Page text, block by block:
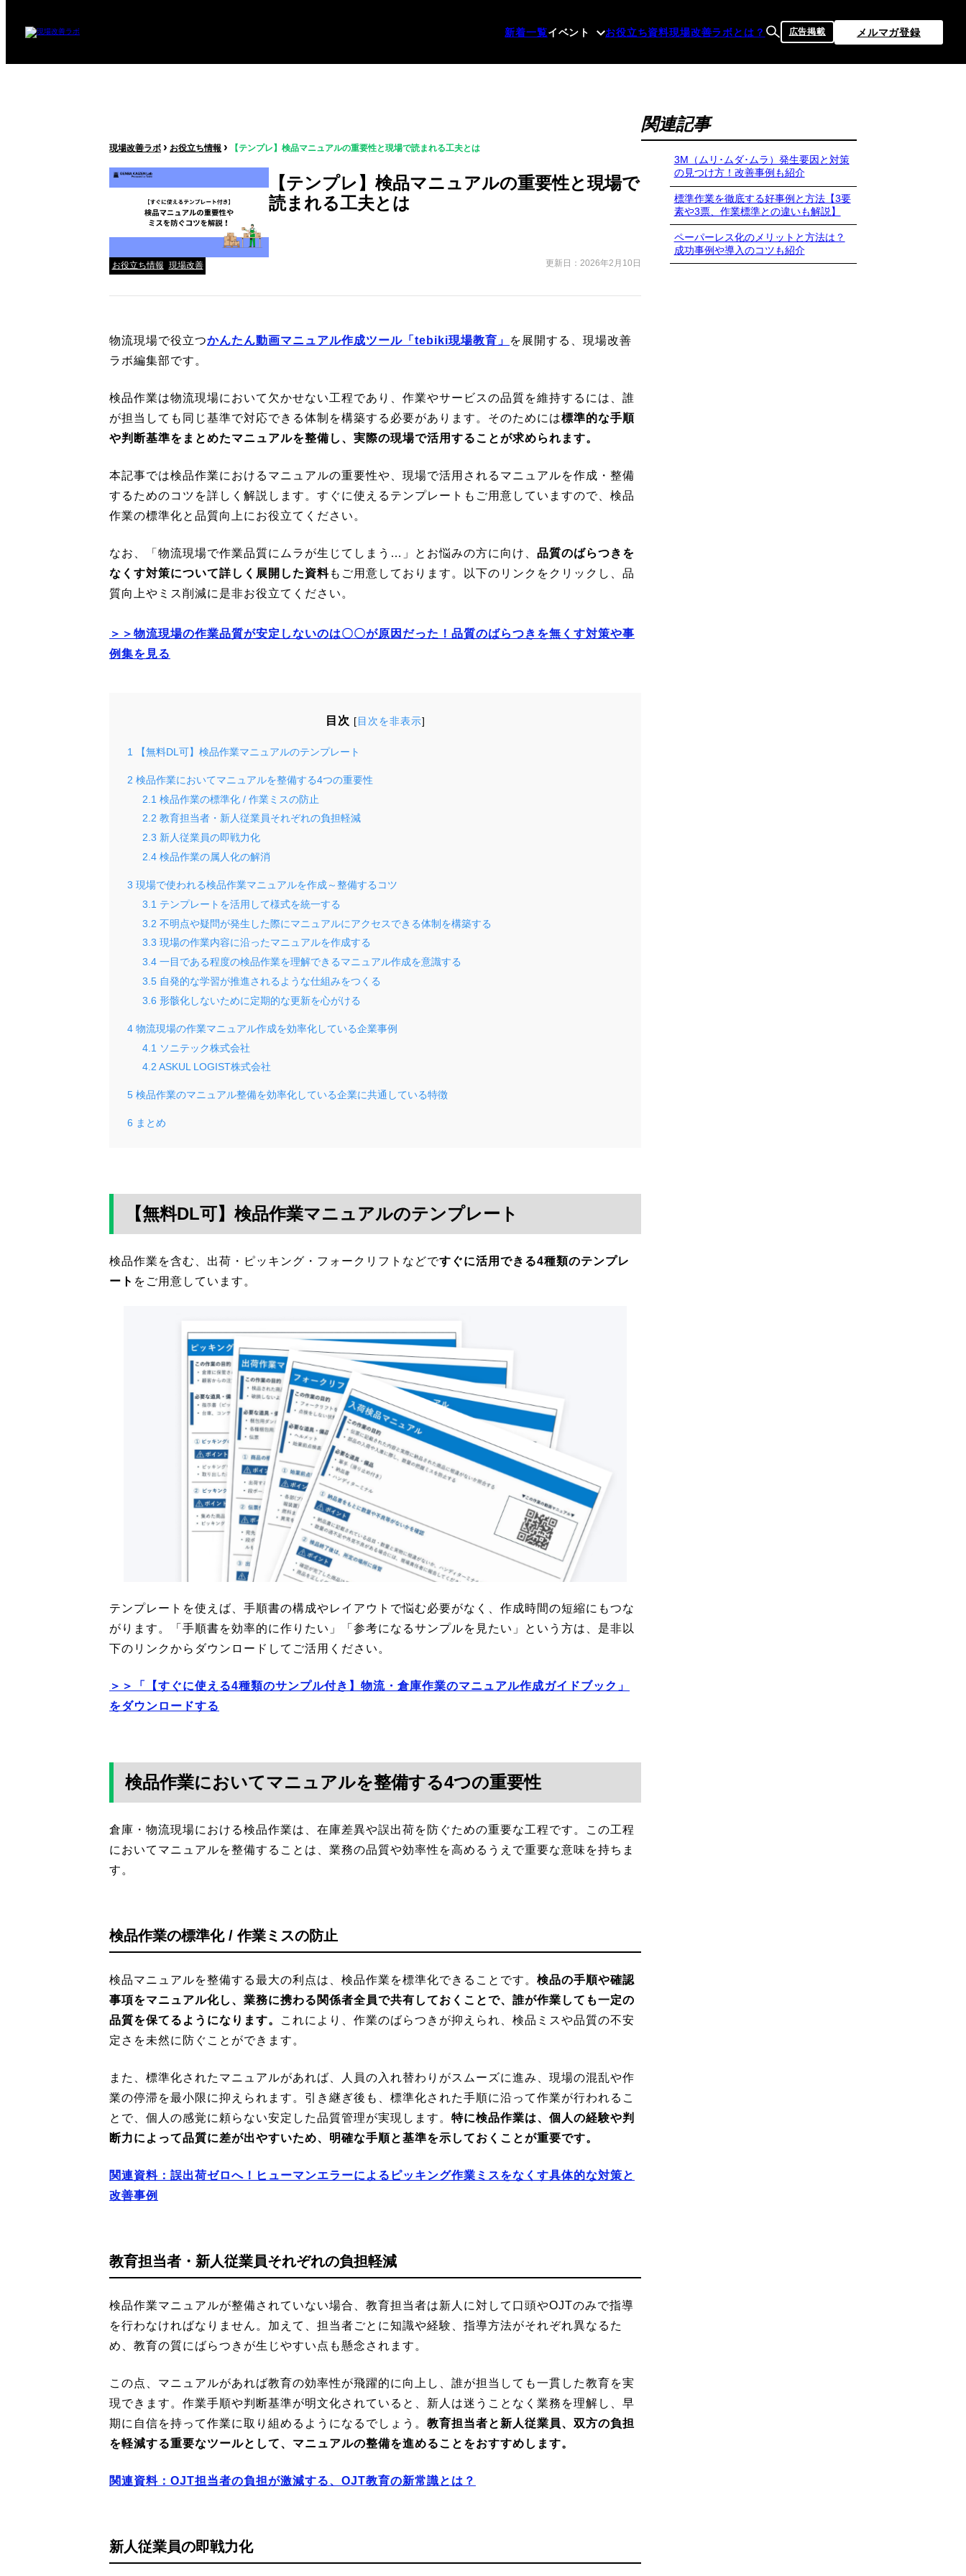
新着一覧イベント お役立ち資料現場改善ラボとは？ 広告掲載 メルマガ登録
現場改善ラボ › お役立ち情報 › 【テンプレ】検品マニュアルの重要性と現場で読まれる工夫とは
【テンプレ】検品マニュアルの重要性と現場で
読まれる工夫とは
お役立ち情報 現場改善 更新日：2026年2月10日
物流現場で役立つかんたん動画マニュアル作成ツール「tebiki現場教育」
を展開する、現場改善
ラボ編集部です。
検品作業は物流現場において欠かせない工程であり、作業やサービスの品質を維持するには、誰
が担当しても同じ基準で対応できる体制を構築する必要があります。そのためには標準的な手順
や判断基準をまとめたマニュアルを整備し、実際の現場で活用することが求められます。
本記事では検品作業におけるマニュアルの重要性や、現場で活用されるマニュアルを作成・整備
するためのコツを詳しく解説します。すぐに使えるテンプレートもご用意していますので、検品
作業の標準化と品質向上にお役立てください。
なお、「物流現場で作業品質にムラが生じてしまう…」とお悩みの方に向け、 品質のばらつきを
なくす対策について詳しく展開した資料もご用意しております。以下のリンクをクリックし、品
質向上やミス削減に是非お役立てください。
＞＞物流現場の作業品質が安定しないのは〇〇が原因だった！品質のばらつきを無くす対策や事
例集を見る
目次 [目次を非表示]
1 【無料DL可】検品作業マニュアルのテンプレート
2 検品作業においてマニュアルを整備する4つの重要性
2.1 検品作業の標準化 / 作業ミスの防止
2.2 教育担当者・新人従業員それぞれの負担軽減
2.3 新人従業員の即戦力化
2.4 検品作業の属人化の解消
3 現場で使われる検品作業マニュアルを作成～整備するコツ
3.1 テンプレートを活用して様式を統一する
3.2 不明点や疑問が発生した際にマニュアルにアクセスできる体制を構築する
3.3 現場の作業内容に沿ったマニュアルを作成する
3.4 一目である程度の検品作業を理解できるマニュアル作成を意識する
3.5 自発的な学習が推進されるような仕組みをつくる
3.6 形骸化しないために定期的な更新を心がける
4 物流現場の作業マニュアル作成を効率化している企業事例
4.1 ソニテック株式会社
4.2 ASKUL LOGIST株式会社
5 検品作業のマニュアル整備を効率化している企業に共通している特徴
6 まとめ
【無料DL可】検品作業マニュアルのテンプレート
検品作業を含む、出荷・ピッキング・フォークリフトなどですぐに活用できる4種類のテンプレ
ート をご用意しています。
テンプレートを使えば、手順書の構成やレイアウトで悩む必要がなく、作成時間の短縮にもつな
がります。「手順書を効率的に作りたい」「参考になるサンプルを見たい」という方は、是非以
下のリンクからダウンロードしてご活用ください。
＞＞「【すぐに使える4種類のサンプル付き】物流・倉庫作業のマニュアル作成ガイドブック」
をダウンロードする
検品作業においてマニュアルを整備する4つの重要性
倉庫・物流現場における検品作業は、在庫差異や誤出荷を防ぐための重要な工程です。この工程
においてマニュアルを整備することは、業務の品質や効率性を高めるうえで重要な意味を持ちま
す。
検品作業の標準化 / 作業ミスの防止
検品マニュアルを整備する最大の利点は、検品作業を標準化できることです。 検品の手順や確認
事項をマニュアル化し、業務に携わる関係者全員で共有しておくことで、誰が作業しても一定の
品質を保てるようになります。
これにより、作業のばらつきが抑えられ、検品ミスや品質の不安
定さを未然に防ぐことができます。
また、標準化されたマニュアルがあれば、人員の入れ替わりがスムーズに進み、現場の混乱や作
業の停滞を最小限に抑えられます。引き継ぎ後も、標準化された手順に沿って作業が行われるこ
とで、個人の感覚に頼らない安定した品質管理が実現します。 特に検品作業は、個人の経験や判
断力によって品質に差が出やすいため、明確な手順と基準を示しておくことが重要です。
関連資料：誤出荷ゼロへ！ヒューマンエラーによるピッキング作業ミスをなくす具体的な対策と
改善事例
教育担当者・新人従業員それぞれの負担軽減
検品作業マニュアルが整備されていない場合、教育担当者は新人に対して口頭やOJTのみで指導
を行わなければなりません。加えて、担当者ごとに知識や経験、指導方法がそれぞれ異なるた
め、教育の質にばらつきが生じやすい点も懸念されます。
この点、マニュアルがあれば教育の効率性が飛躍的に向上し、誰が担当しても一貫した教育を実
現できます。作業手順や判断基準が明文化されていると、新人は迷うことなく業務を理解し、早
期に自信を持って作業に取り組めるようになるでしょう。 教育担当者と新人従業員、双方の負担
を軽減する重要なツールとして、マニュアルの整備を進めることをおすすめします。
関連資料：OJT担当者の負担が激減する、OJT教育の新常識とは？
新人従業員の即戦力化
関連記事
3M（ムリ･ムダ･ムラ）発生要因と対策
の見つけ方！改善事例も紹介
標準作業を徹底する好事例と方法【3要
素や3票、作業標準との違いも解説】
ペーパーレス化のメリットと方法は？
成功事例や導入のコツも紹介